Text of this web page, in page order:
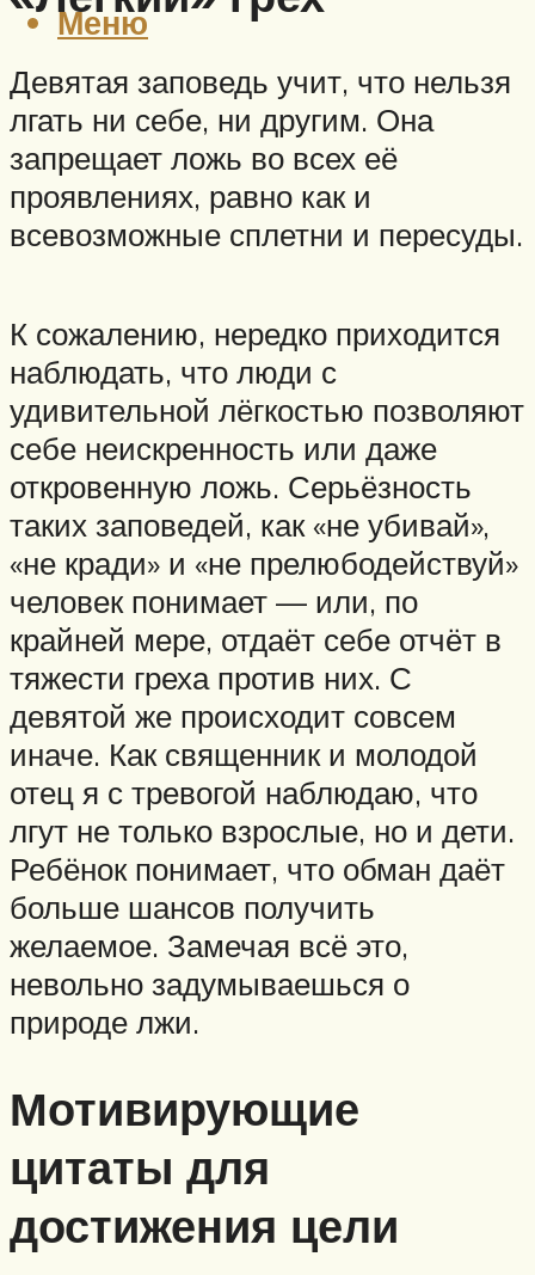
Меню
Девятая заповедь учит, что нельзя
лгать ни себе, ни другим. Она
запрещает ложь во всех её
проявлениях, равно как и
всевозможные сплетни и пересуды.
К сожалению, нередко приходится
наблюдать, что люди с
удивительной лёгкостью позволяют
себе неискренность или даже
откровенную ложь. Серьёзность
таких заповедей, как «не убивай»,
«не кради» и «не прелюбодействуй»
человек понимает — или, по
крайней мере, отдаёт себе отчёт в
тяжести греха против них. С
девятой же происходит совсем
иначе. Как священник и молодой
отец я с тревогой наблюдаю, что
лгут не только взрослые, но и дети.
Ребёнок понимает, что обман даёт
больше шансов получить
желаемое. Замечая всё это,
невольно задумываешься о
природе лжи.
Мотивирующие
цитаты для
достижения цели